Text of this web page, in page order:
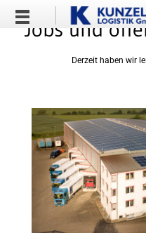
Jobs und
Derzeit haben wir